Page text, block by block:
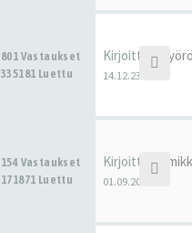
801 Vastaukset
335181 Luettu
Kirjoittaja
14.12.23 13:47
154 Vastaukset
171871 Luettu
Kirjoittaja
01.09.20 13:46